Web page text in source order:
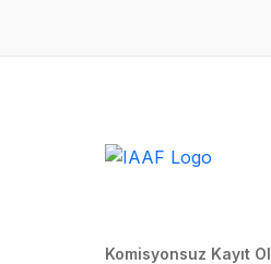
Komisyonsuz Kayıt Ol